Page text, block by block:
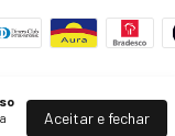
Aceitar e fechar